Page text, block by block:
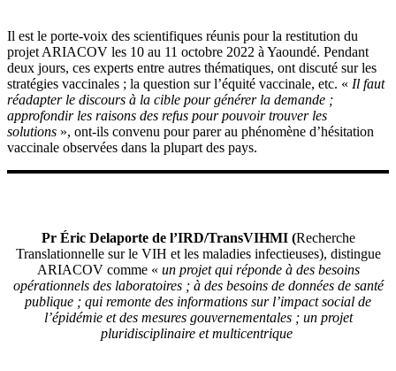
Il est le porte-voix des scientifiques réunis pour la restitution du
projet ARIACOV les 10 au 11 octobre 2022 à Yaoundé. Pendant
deux jours, ces experts entre autres thématiques, ont discuté sur les
stratégies vaccinales ; la question sur l’équité vaccinale, etc. « Il faut
réadapter le discours à la cible pour générer la demande ;
approfondir les raisons des refus pour pouvoir trouver les
solutions », ont-ils convenu pour parer au phénomène d’hésitation
vaccinale observées dans la plupart des pays.
Pr Éric Delaporte de l’IRD/TransVIHMI (Recherche
Translationnelle sur le VIH et les maladies infectieuses), distingue
ARIACOV comme « un projet qui réponde à des besoins
opérationnels des laboratoires ; à des besoins de données de santé
publique ; qui remonte des informations sur l’impact social de
l’épidémie et des mesures gouvernementales ; un projet
pluridisciplinaire et multicentrique